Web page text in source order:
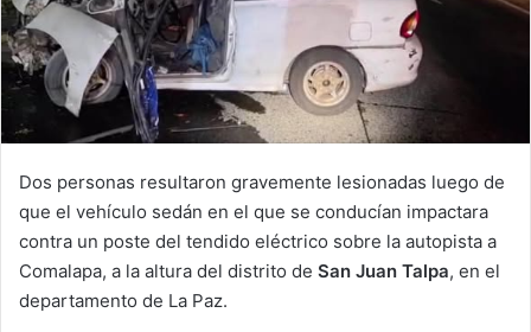
Dos personas resultaron gravemente lesionadas luego de
que el vehículo sedán en el que se conducían impactara
contra un poste del tendido eléctrico sobre la autopista a
Comalapa, a la altura del distrito de San Juan Talpa, en el
departamento de La Paz.